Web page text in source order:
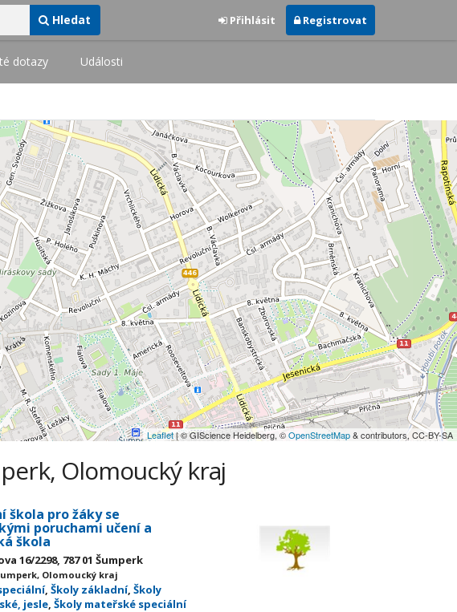
Hledat Přihlásit Registrovat
dotazy Události
Leaflet| © GIScience Heidelberg, ©OpenStreetMap& contributors, CC-BY-SA
Olomoucký kraj
škola pro žáky se
poruchami učení a
škola
16/2298, 787 01 Šumperk
Olomoucký kraj
,Školy základní,Školy
jesle,Školy mateřské speciální